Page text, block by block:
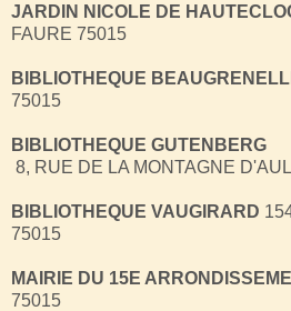
JARDIN NICOLE DE
FAURE 75015
BIBLIOTHEQUE
75015
BIBLIOTHEQUE GUTENBERG
8, RUE DE LA MONTAGNE
BIBLIOTHEQUE VAUGIRARD
75015
MAIRIE DU 15E
75015